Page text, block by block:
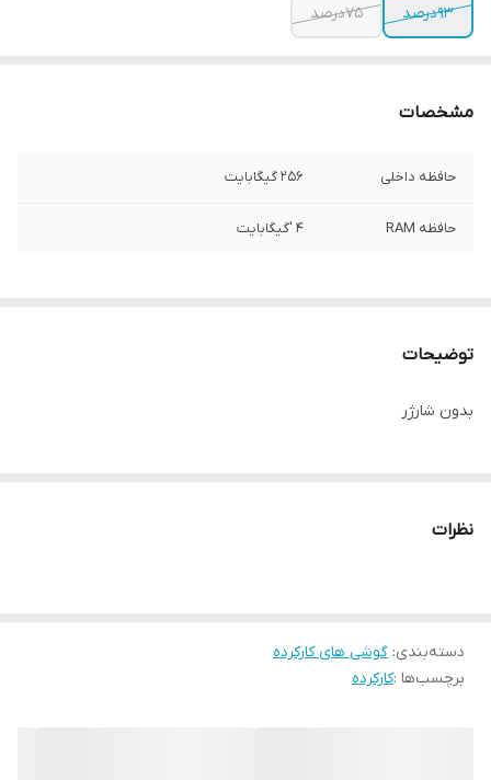
93درصد
75درصد
مشخصات
حافظه داخلی 256 گیگابایت
حافظه RAM 4 'گیگابایت
توضیحات
بدون شارژر
نظرات
دسته‌بندی: گوشی های کارکرده
برچسب‌ها :کارکرده